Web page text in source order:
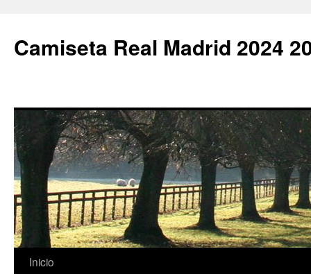
Camiseta Real Madrid 2024
Saltar
Inicio